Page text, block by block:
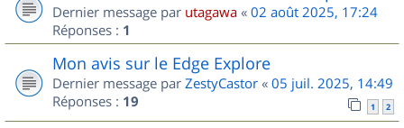
Dernier message par utagawa « 02 août 2025, 17:24
Réponses : 1
Mon avis sur le Edge Explore
Dernier message par ZestyCastor « 05 juil. 2025, 14:49
Réponses : 19 1 2